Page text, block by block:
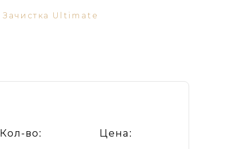
Зачистка Ultimate
Кол-во: Цена: